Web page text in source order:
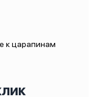
к царапинам